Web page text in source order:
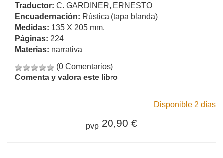
Traductor: C. GARDINER, ERNESTO
Encuadernación: Rústica (tapa blanda)
Medidas: 135 X 205 mm.
Páginas: 224
Materias: narrativa
(0 Comentarios)
Comenta y valora este libro
Disponible 2 días
pvp 20,90 €